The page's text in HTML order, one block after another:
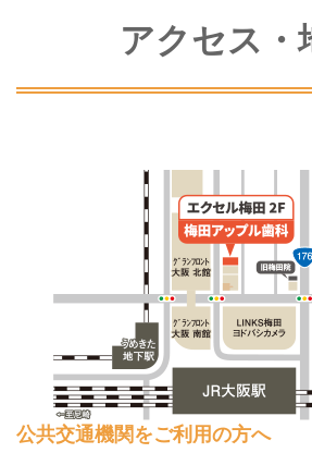
アクセス・
公共交通機関をご利用の方へ